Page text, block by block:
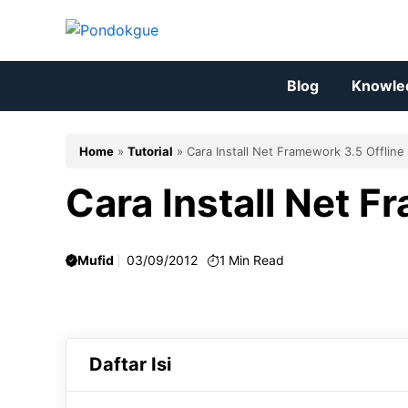
Blog
Home » Tutorial » Cara Install Net Framework 3.5 Offline
Cara Install Net
Mufid 03/09/2012 1 Min Read
Daftar Isi